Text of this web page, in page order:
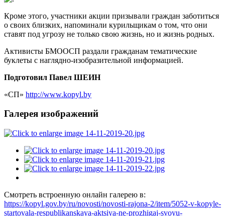
Кроме этого, участники акции призывали граждан заботиться
о своих близких, напоминали курильщикам о том, что они
ставят под угрозу не только свою жизнь, но и жизнь родных.
Активисты БМООСП раздали гражданам тематические
буклеты с наглядно-изобразительной информацией.
Подготовил Павел ШЕИН
«СП» http://www.kopyl.by
Галерея изображений
Смотреть встроенную онлайн галерею в:
https://kopyl.gov.by/ru/novosti/novosti-rajona-2/item/5052-v-kopyle-
startovala-respublikanskaya-aktsiya-ne-prozhigaj-svoyu-